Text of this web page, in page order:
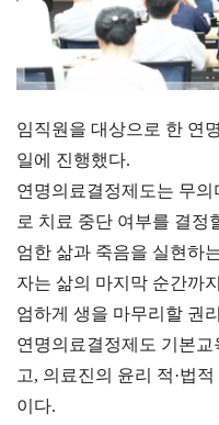
임직원을 대상으로 한 연
일에 진행했다.
연명의료결정제도는 무
로 치료 중단 여부를 결정
엄한 삶과 죽음을 실현하
자는 삶의 마지막 순간까
엄하게 생을 마무리할 권
연명의료결정제도 기본
고, 의료진의 윤리 적·법
이다.